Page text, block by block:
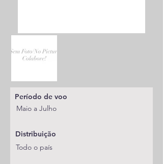
Período de voo
Maio a Julho
Distribuição
Todo o país